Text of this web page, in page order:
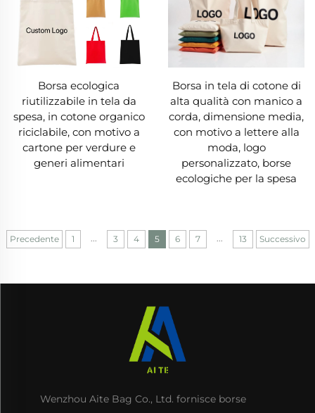
Borsa ecologica
riutilizzabile in tela da
spesa, in cotone organico
riciclabile, con motivo a
cartone per verdure e
generi alimentari
Borsa in tela di cotone di
alta qualità con manico a
corda, dimensione media,
con motivo a lettere alla
moda, logo
personalizzato, borse
ecologiche per la spesa
Precedente 1 ... 3 4 5 6 7 ... 13 Successivo
Wenzhou Aite Bag Co., Ltd. fornisce borse